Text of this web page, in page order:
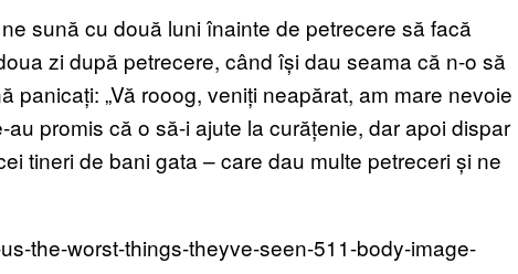
sună cu două luni înainte de petrecere să facă
zi după petrecere, când își dau seama că n-o să
panicați: „Vă rooog, veniți neapărat, am mare nevoie
promis că o să-i ajute la curățenie, dar apoi dispar
tineri de bani gata – care dau multe petreceri și ne